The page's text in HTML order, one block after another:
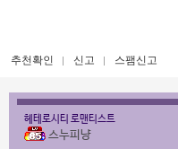
추천확인 신고 스팸신고
헤테로시티 로맨티스트
스누피냥